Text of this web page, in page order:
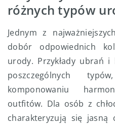
różnych typów
Jednym z
dobór odpowiednich
urody. Przykłady ubrań
poszczególnych
komponowaniu
outfitów. Dla osób z
charakteryzują się jasną